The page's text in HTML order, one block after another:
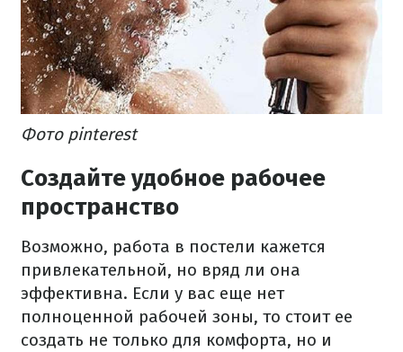
Фото pinterest
Создайте удобное рабочее
пространство
Возможно, работа в постели кажется
привлекательной, но вряд ли она
эффективна. Если у вас еще нет
полноценной рабочей зоны, то стоит ее
создать не только для комфорта, но и